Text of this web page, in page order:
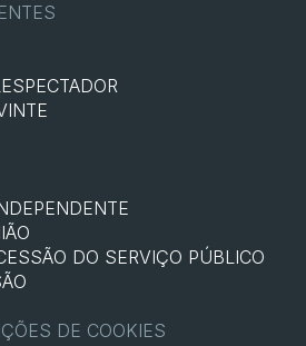
DO SERVIÇO PÚBLICO
DE COOKIES